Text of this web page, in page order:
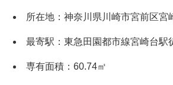
所在地：神奈川県川崎市宮前区宮
最寄駅：東急田園都市線宮崎台駅
専有面積：60.74㎡